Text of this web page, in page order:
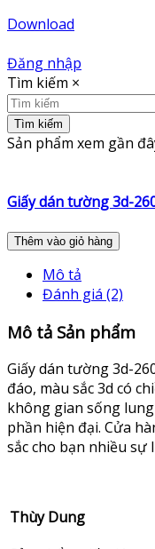
Download
Đăng nhập
Tìm kiếm ×
Tìm kiếm
Sản phẩm xem gần
Giấy dán tường 3d-
Thêm vào giỏ hàng
Mô tả
Đánh giá (2)
Mô tả Sản phẩm
Giấy dán tường 3d-
đáo, màu sắc 3d có
không gian sống
phần hiện đại. Cửa
sắc cho bạn nhiều sự
Thùy Dung